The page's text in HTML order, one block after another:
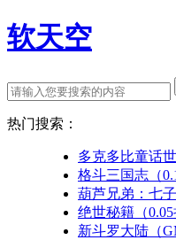
软天空
热门搜索：
多克多比童话
格斗三国志（
葫芦兄弟：七
绝世秘籍（0.05
新斗罗大陆（